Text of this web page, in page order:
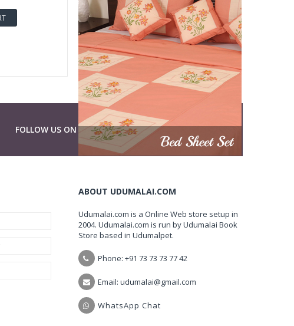
FOLLOW US ON
ABOUT UDUMALAI.COM
Udumalai.com is a Online Web store setup in
2004. Udumalai.com is run by Udumalai Book
Store based in Udumalpet.
Phone: +91 73 73 73 77 42
Email: udumalai@gmail.com
WhatsApp Chat